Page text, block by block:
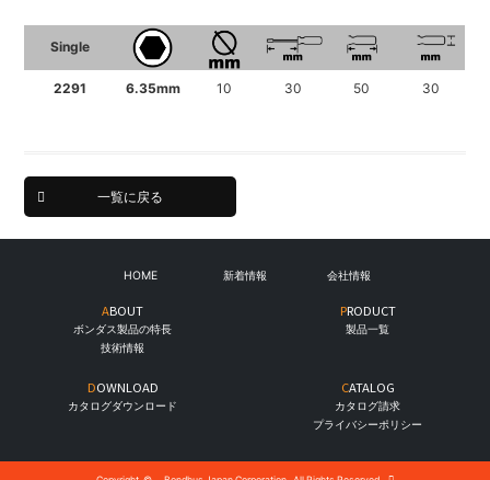
Single
2291 6.35mm 10 30 50 30
一覧に戻る
HOME 新着情報 会社情報
ABOUT
ボンダス製品の特長
技術情報
PRODUCT
製品一覧
DOWNLOAD
カタログダウンロード
CATALOG
カタログ請求
プライバシーポリシー